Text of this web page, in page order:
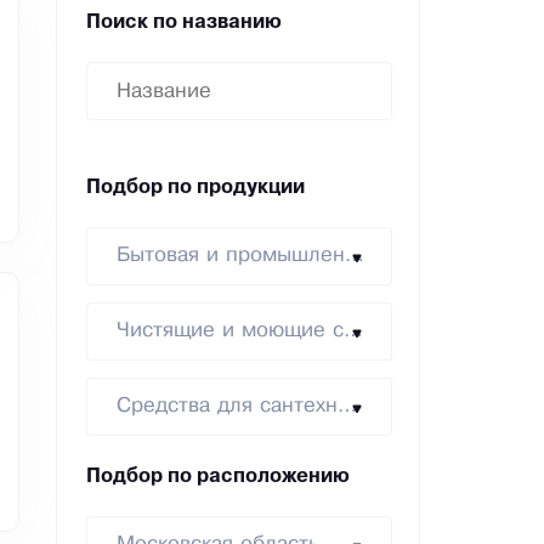
Поиск по названию
Подбор по продукции
Бытовая и промышленная химия
Чистящие и моющие средства
Средства для сантехники
Подбор по расположению